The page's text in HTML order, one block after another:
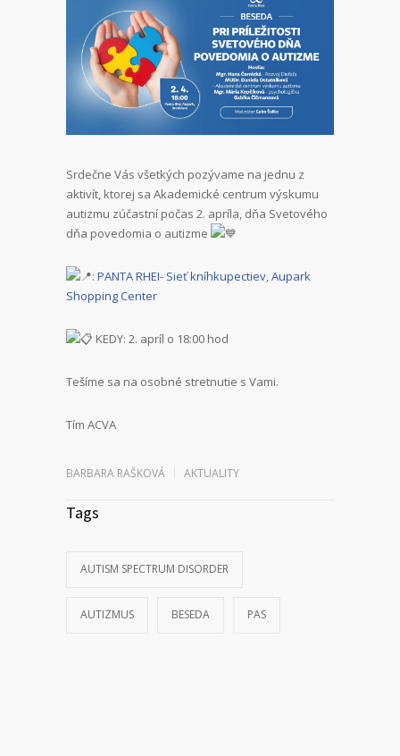
Srdečne Vás všetkých pozývame na jednu z
aktivít, ktorej sa Akademické centrum výskumu
autizmu zúčastní počas 2. apríla, dňa Svetového
dňa povedomia o autizme
: PANTA RHEI- Sieť kníhkupectiev,Aupark
Shopping Center
KEDY: 2. apríl o 18:00 hod
Tešíme sa na osobné stretnutie s Vami.
Tím ACVA
BARBARA RAŠKOVÁ AKTUALITY
Tags
AUTISM SPECTRUM DISORDER
AUTIZMUS BESEDA PAS